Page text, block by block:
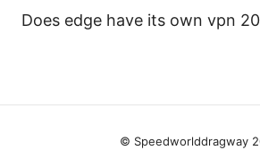
Does edge have its own vpn
© Speedworlddragway